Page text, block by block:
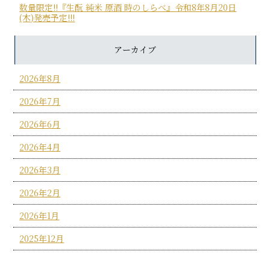
数量限定!!『生酛 純米 原酒 時のしらべ』令和8年8月20日
(木)発売予定!!!
アーカイブ
2026年8月
2026年7月
2026年6月
2026年4月
2026年3月
2026年2月
2026年1月
2025年12月